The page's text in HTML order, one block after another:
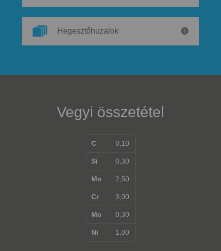
Hegesztőhuzalok
Vegyi összetétel
C
Si
Mn
Cr
Mo
Ni
0,10
0,30
2,50
3,00
0,30
1,00